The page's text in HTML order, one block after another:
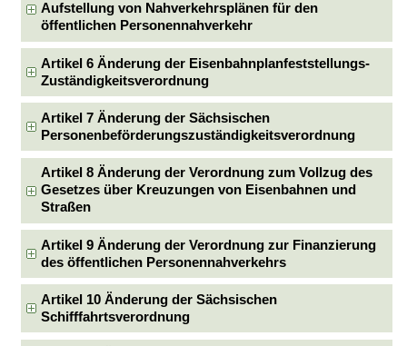
Aufstellung von Nahverkehrsplänen für den
öffentlichen Personennahverkehr
Artikel 6 Änderung der Eisenbahnplanfeststellungs-
Zuständigkeitsverordnung
Artikel 7 Änderung der Sächsischen
Personenbeförderungszuständigkeitsverordnung
Artikel 8 Änderung der Verordnung zum Vollzug des
Gesetzes über Kreuzungen von Eisenbahnen und
Straßen
Artikel 9 Änderung der Verordnung zur Finanzierung
des öffentlichen Personennahverkehrs
Artikel 10 Änderung der Sächsischen
Schifffahrtsverordnung